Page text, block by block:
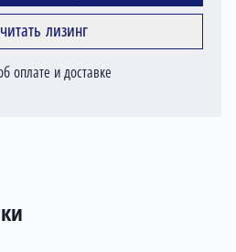
лизинг
оплате и доставке